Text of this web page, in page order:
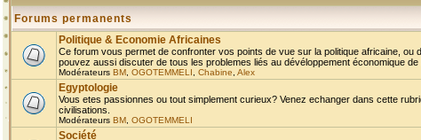
Forums permanents
Politique & Economie Africaines
Ce forum vous permet de confronter vos points de vue sur la politique africaine, ou
pouvez aussi discuter de tous les problemes liés au dévéloppement économique de
Modérateurs BM OGOTEMMELI Chabine Alex
Egyptologie
Vous etes passionnes ou tout simplement curieux? Venez echanger dans cette
civilisations.
Modérateurs BM OGOTEMMELI
Société